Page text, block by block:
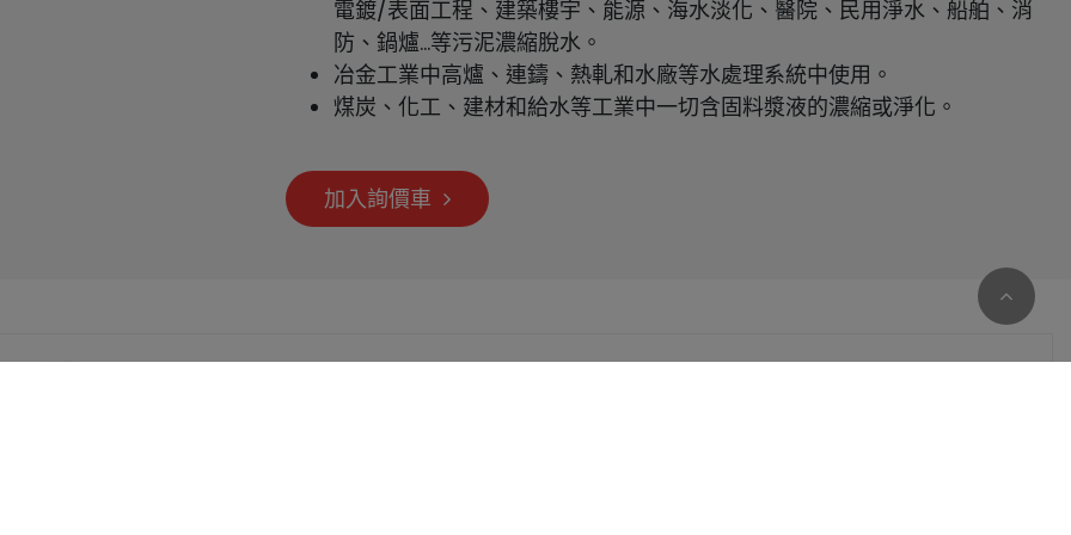
電鍍/表面工程、建築樓宇、能源、海水淡化、醫院、民用淨水、船舶、消
防、鍋爐…等污泥濃縮脫水。
冶金工業中高爐、連鑄、熱軋和水廠等水處理系統中使用。
煤炭、化工、建材和給水等工業中一切含固料漿液的濃縮或淨化。
加入詢價車